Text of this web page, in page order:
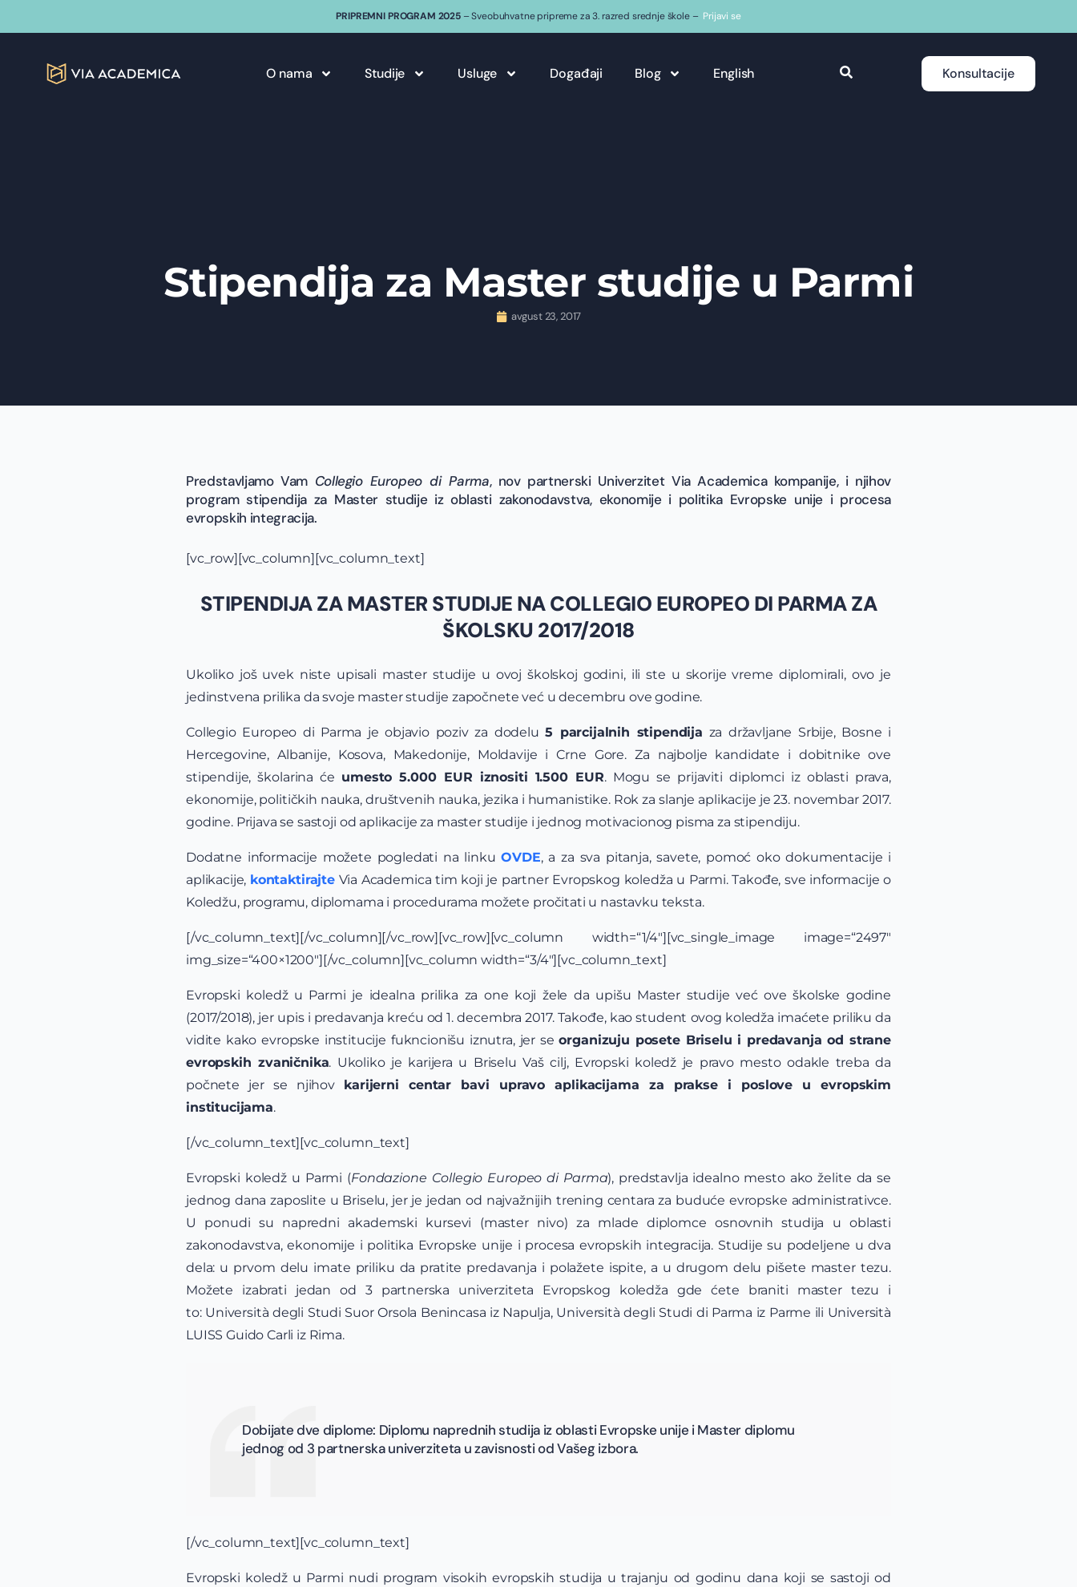
PRIPREMNI PROGRAM 2025– Sveobuhvatne pripreme za 3. razred srednje škole – Prijavi se
O nama Studije Usluge Događaji Blog English Konsultacije
Stipendija za Master studije u Parmi
avgust 23, 2017
Predstavljamo Vam Collegio Europeo di Parma, nov partnerski Univerzitet Via Academica kompanije, i njihov
program stipendija za Master studije iz oblasti zakonodavstva, ekonomije i politika Evropske unije i procesa
evropskih integracija.
[vc_row][vc_column][vc_column_text]
STIPENDIJA ZA MASTER STUDIJE NA COLLEGIO EUROPEO DI PARMA ZA
ŠKOLSKU 2017/2018
Ukoliko još uvek niste upisali master studije u ovoj školskoj godini, ili ste u skorije vreme diplomirali, ovo je
jedinstvena prilika da svoje master studije započnete već u decembru ove godine.
Collegio Europeo di Parma je objavio poziv za dodelu5 parcijalnih stipendija za državljane Srbije, Bosne i
Hercegovine, Albanije, Kosova, Makedonije, Moldavije i Crne Gore. Za najbolje kandidate i dobitnike ove
stipendije, školarina će umesto 5.000 EUR iznositi 1.500 EUR. Mogu se prijaviti diplomci iz oblasti prava,
ekonomije, političkih nauka, društvenih nauka, jezika i humanistike. Rok za slanje aplikacije je 23. novembar 2017.
godine. Prijava se sastoji od aplikacije za master studije i jednog motivacionog pisma za stipendiju.
Dodatne informacije možete pogledati na linkuOVDE, a za sva pitanja, savete, pomoć oko dokumentacije i
aplikacije, kontaktirajteVia Academica tim koji je partner Evropskog koledža u Parmi. Takođe, sve informacije o
Koledžu, programu, diplomama i procedurama možete pročitati u nastavku teksta.
[/vc_column_text][/vc_column][/vc_row][vc_row][vc_column width=“1/4″][vc_single_image image=“2497″
img_size=“400×1200″][/vc_column][vc_column width=“3/4″][vc_column_text]
Evropski koledž u Parmi je idealna prilika za one koji žele da upišu Master studije već ove školske godine
(2017/2018), jer upis i predavanja kreću od 1. decembra 2017. Takođe, kao student ovog koledža imaćete priliku da
vidite kako evropske institucije fukncionišu iznutra, jer seorganizuju posete Briselu i predavanja od strane
evropskih zvaničnika. Ukoliko je karijera u Briselu Vaš cilj, Evropski koledž je pravo mesto odakle treba da
počnete jer se njihov karijerni centar bavi upravo aplikacijama za prakse i poslove u evropskim
institucijama.
[/vc_column_text][vc_column_text]
Evropski koledž u Parmi (Fondazione Collegio Europeo di Parma), predstavlja idealno mesto ako želite da se
jednog dana zaposlite u Briselu, jer je jedan od najvažnijih trening centara za buduće evropske administrativce.
U ponudi su napredni akademski kursevi (master nivo) za mlade diplomce osnovnih studija u oblasti
zakonodavstva, ekonomije i politika Evropske unije i procesa evropskih integracija. Studije su podeljene u dva
dela: u prvom delu imate priliku da pratite predavanja i polažete ispite, a u drugom delu pišete master tezu.
Možete izabrati jedan od 3 partnerska univerziteta Evropskog koledža gde ćete braniti master tezu i
to: Università degli Studi Suor Orsola Benincasa iz Napulja, Università degli Studi di Parma iz Parme ili Università
LUISS Guido Carli iz Rima.
Dobijate dve diplome: Diplomu naprednih studija iz oblasti Evropske unije i Master diplomu
jednog od 3 partnerska univerziteta u zavisnosti od Vašeg izbora.
[/vc_column_text][vc_column_text]
Evropski koledž u Parmi nudi program visokih evropskih studija u trajanju od godinu dana koji se sastoji od